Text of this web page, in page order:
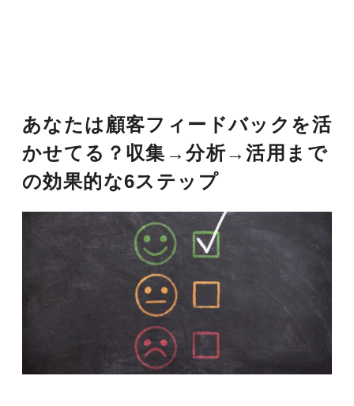
あなたは顧客フィードバックを活
かせてる？収集→分析→活用まで
の効果的な6ステップ